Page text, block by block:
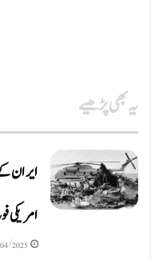
یہ بھی پڑھیے
ایران
امریکی
2025